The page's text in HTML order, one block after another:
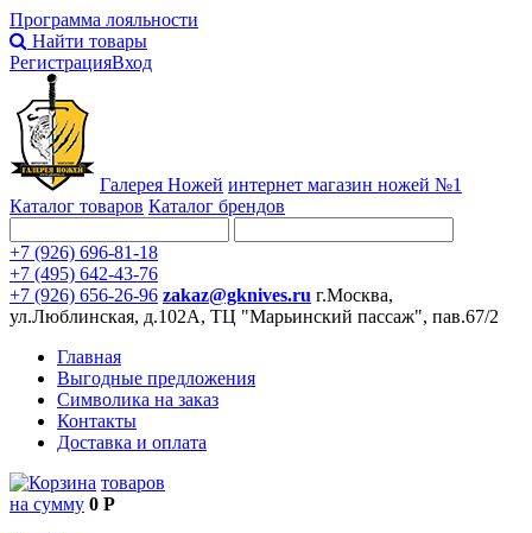
Программа лояльности
Найти товары
РегистрацияВход
Галерея Ножей интернет магазин ножей №1
Каталог товаров Каталог брендов
+7 (926) 696-81-18
+7 (495) 642-43-76
+7 (926) 656-26-96 zakaz@gknives.ru г.Москва,
ул.Люблинская, д.102А, ТЦ "Марьинский пассаж", пав.67/2
Главная
Выгодные предложения
Символика на заказ
Контакты
Доставка и оплата
товаров
на сумму 0 Р